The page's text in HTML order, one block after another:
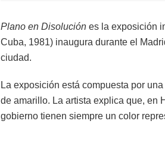
Plano en Disolución es la exposición
Cuba, 1981) inaugura durante el
ciudad.
La exposición está compuesta por
de amarillo. La artista explica que, en
gobierno tienen siempre un color